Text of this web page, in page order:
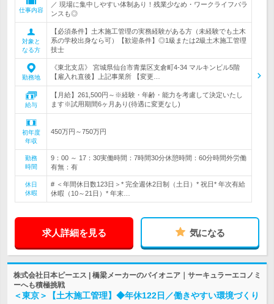
仕事内容
／ 現場に集中しやすい体制あり！残業少なめ・ワークライフバラ
ンスも◎
対象と
なる方
【必須条件】土木施工管理の実務経験がある方（未経験でも土木
系の学校出身なら可）【歓迎条件】◎1級または2級土木施工管理
技士
勤務地
《東北支店》 宮城県仙台市青葉区支倉町4-34 マルキンビル5階
【雇入れ直後】上記事業所 【変更…
給与
【月給】261,500円～※経験・年齢・能力を考慮して決定いたし
ます※試用期間6ヶ月あり(待遇に変更なし)
初年度
年収
450万円～750万円
勤務
時間
9：00 ～ 17：30実働時間：7時間30分休憩時間：60分時間外労働
有無：有
休日
休暇
# ＜年間休日数123日＞* 完全週休2日制（土日）* 祝日* 年次有給
休暇（10～21日）* 年末…
求人詳細を見る 気になる
株式会社日本ピーエス | 橋梁メーカーのパイオニア｜サーキュラーエコノミ
ーへも積極挑戦
＜東京＞【土木施工管理】◆年休122日／働きやすい環境づくり